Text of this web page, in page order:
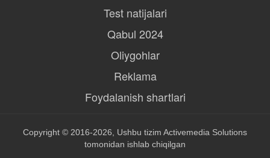
Test natijalari
Qabul 2024
Oliygohlar
Reklama
Foydalanish shartlari
Copyright © 2016-2026, Ushbu tizim Activemedia Solutions
tomonidan ishlab chiqilgan